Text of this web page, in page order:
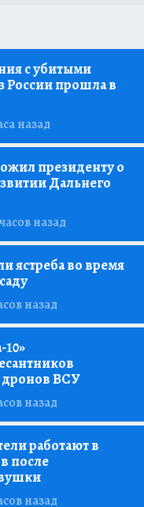
с убитыми
России прошла в
назад
президенту о
Дальнего
назад
ястреба во время
назад
10»
дронов ВСУ
назад
работают в
после
назад